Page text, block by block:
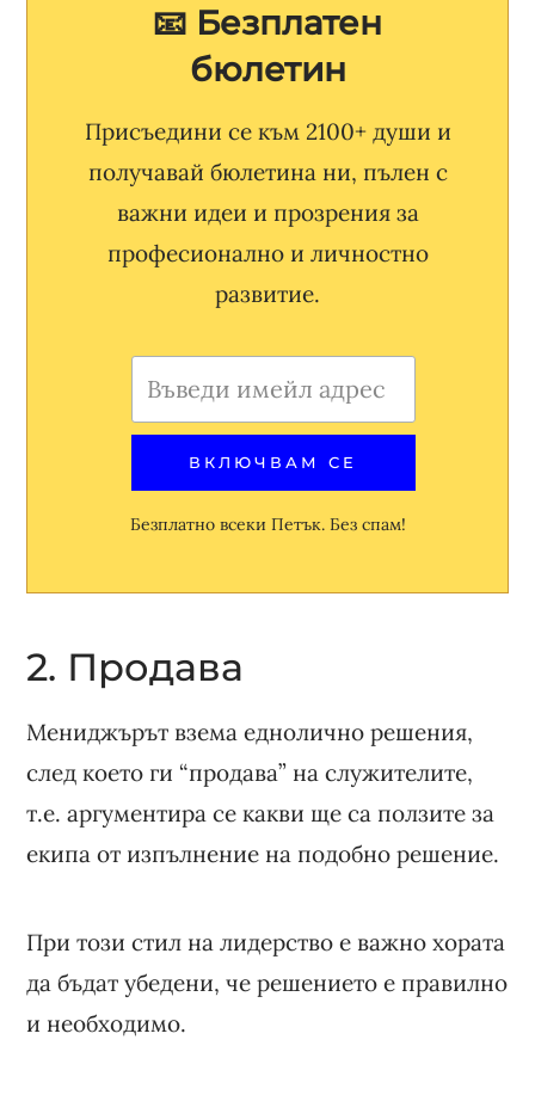
📧 Безплатен
бюлетин
Присъедини се към 2100+ души и
получавай бюлетина ни, пълен с
важни идеи и прозрения за
професионално и личностно
развитие.
Безплатно всеки Петък. Без спам!
2. Продава
Мениджърът взема еднолично решения,
след което ги “продава” на служителите,
т.е. аргументира се какви ще са ползите за
екипа от изпълнение на подобно решение.
При този стил на лидерство е важно хората
да бъдат убедени, че решението е правилно
и необходимо.